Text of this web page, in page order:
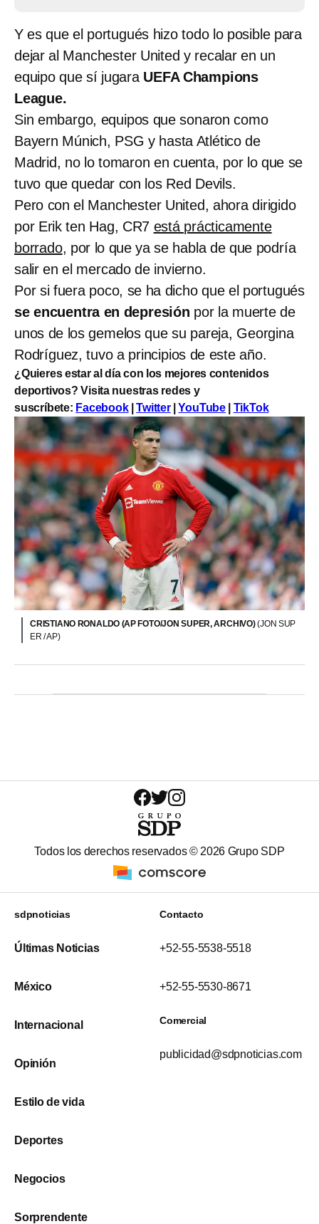
Y es que el portugués hizo todo lo posible para
dejar al Manchester United y recalar en un
equipo que sí jugara UEFA Champions
League.
Sin embargo, equipos que sonaron como
Bayern Múnich, PSG y hasta Atlético de
Madrid, no lo tomaron en cuenta, por lo que se
tuvo que quedar con los Red Devils.
Pero con el Manchester United, ahora dirigido
por Erik ten Hag, CR7 está prácticamente
borrado, por lo que ya se habla de que podría
salir en el mercado de invierno.
Por si fuera poco, se ha dicho que el portugués
se encuentra en depresión por la muerte de
unos de los gemelos que su pareja, Georgina
Rodríguez, tuvo a principios de este año.
¿Quieres estar al día con los mejores contenidos
deportivos? Visita nuestras redes y
suscríbete: Facebook|Twitter| YouTube TikTok
CRISTIANO RONALDO (AP FOTO/JON SUPER, ARCHIVO)(JON SUP
ER / AP)
Todos los derechos reservados © 2026 Grupo SDP
sdpnoticias
Últimas Noticias
México
Internacional
Opinión
Estilo de vida
Deportes
Negocios
Sorprendente
Contacto
+52-55-5538-5518
+52-55-5530-8671
Comercial
publicidad@sdpnoticias.com